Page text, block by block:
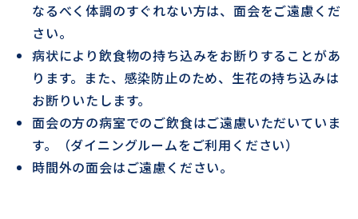
なるべく体調のすぐれない方は、面会をご遠慮くだ
さい。
病状により飲食物の持ち込みをお断りすることがあ
ります。また、感染防止のため、生花の持ち込みは
お断りいたします。
面会の方の病室でのご飲食はご遠慮いただいていま
す。（ダイニングルームをご利用ください）
時間外の面会はご遠慮ください。